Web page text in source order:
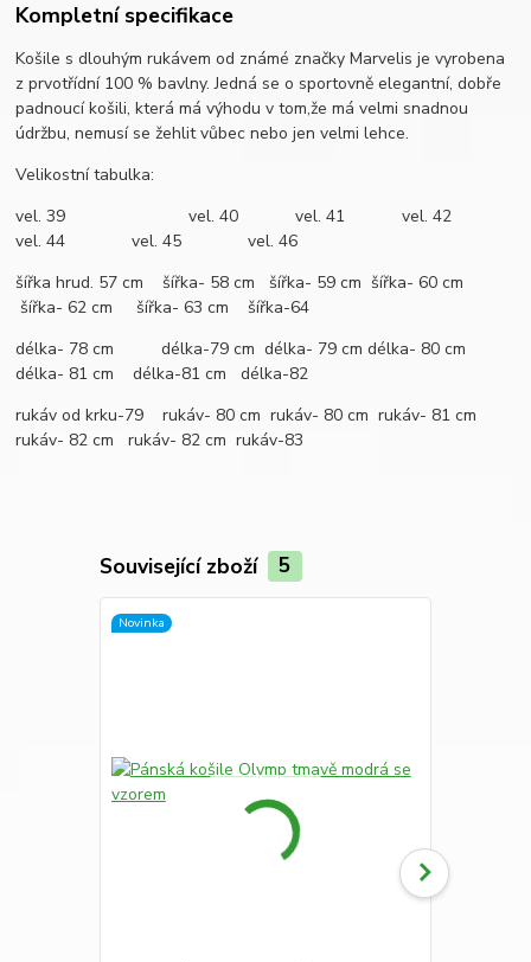
Kompletní specifikace
Košile s dlouhým rukávem od známé značky Marvelis je vyrobena
z prvotřídní 100 % bavlny. Jedná se o sportovně elegantní, dobře
padnoucí košili, která má výhodu v tom,že má velmi snadnou
údržbu, nemusí se žehlit vůbec nebo jen velmi lehce.
Velikostní tabulka:
vel. 39 vel. 40 vel. 41 vel. 42
vel. 44 vel. 45 vel. 46
šířka hrud. 57 cm šířka- 58 cm šířka- 59 cm šířka- 60 cm
šířka- 62 cm šířka- 63 cm šířka-64
délka- 78 cm délka-79 cm délka- 79 cm délka- 80 cm
délka- 81 cm délka-81 cm délka-82
rukáv od krku-79 rukáv- 80 cm rukáv- 80 cm rukáv- 81 cm
rukáv- 82 cm rukáv- 82 cm rukáv-83
Související zboží 5
Novinka